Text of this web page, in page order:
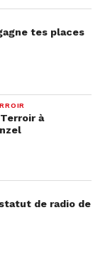
tes places
à
de radio de